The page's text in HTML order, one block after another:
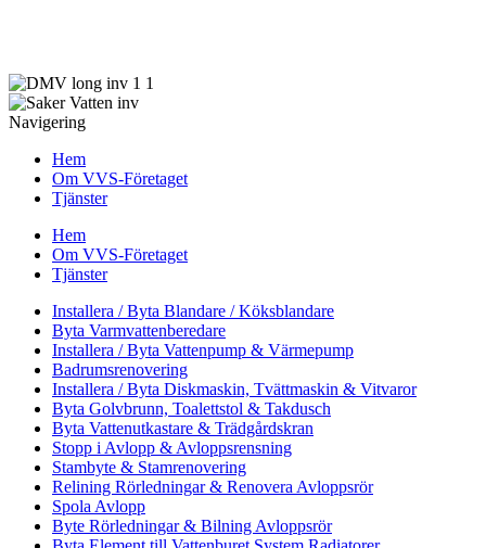
Navigering
Hem
Om VVS-Företaget
Tjänster
Hem
Om VVS-Företaget
Tjänster
Installera / Byta Blandare / Köksblandare
Byta Varmvattenberedare
Installera / Byta Vattenpump & Värmepump
Badrumsrenovering
Installera / Byta Diskmaskin, Tvättmaskin & Vitvaror
Byta Golvbrunn, Toalettstol & Takdusch
Byta Vattenutkastare & Trädgårdskran
Stopp i Avlopp & Avloppsrensning
Stambyte & Stamrenovering
Relining Rörledningar & Renovera Avloppsrör
Spola Avlopp
Byte Rörledningar & Bilning Avloppsrör